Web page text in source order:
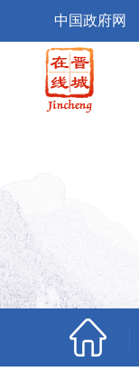
中国政府网